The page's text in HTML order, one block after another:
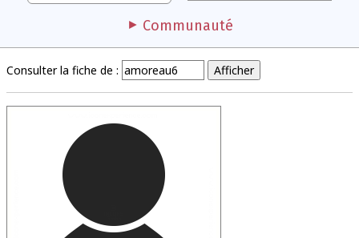
Communauté
Consulter la fiche de :